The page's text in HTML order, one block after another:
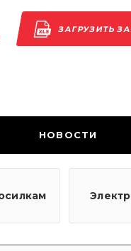
ЗАГРУЗИТЬ
НОВОСТИ